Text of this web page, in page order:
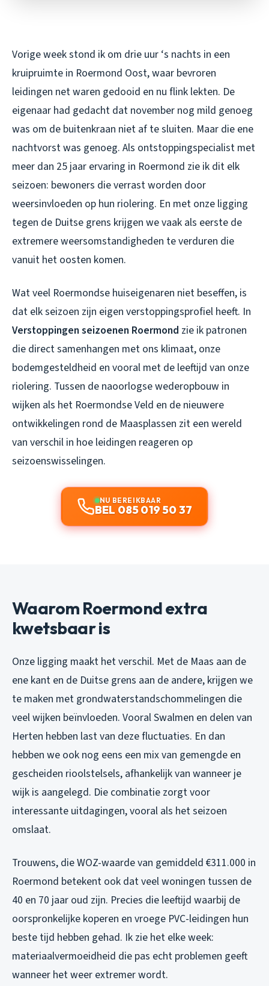
Vorige week stond ik om drie uur ‘s nachts in een
kruipruimte in Roermond Oost, waar bevroren
leidingen net waren gedooid en nu flink lekten. De
eigenaar had gedacht dat november nog mild genoeg
was om de buitenkraan niet af te sluiten. Maar die ene
nachtvorst was genoeg. Als ontstoppingspecialist met
meer dan 25 jaar ervaring in Roermond zie ik dit elk
seizoen: bewoners die verrast worden door
weersinvloeden op hun riolering. En met onze ligging
tegen de Duitse grens krijgen we vaak als eerste de
extremere weersomstandigheden te verduren die
vanuit het oosten komen.
Wat veel Roermondse huiseigenaren niet beseffen, is
dat elk seizoen zijn eigen verstoppingsprofiel heeft. In
Verstoppingen seizoenen Roermond zie ik patronen
die direct samenhangen met ons klimaat, onze
bodemgesteldheid en vooral met de leeftijd van onze
riolering. Tussen de naoorlogse wederopbouw in
wijken als het Roermondse Veld en de nieuwere
ontwikkelingen rond de Maasplassen zit een wereld
van verschil in hoe leidingen reageren op
seizoenswisselingen.
NU BEREIKBAAR
BEL 085 019 50 37
Waarom Roermond extra
kwetsbaar is
Onze ligging maakt het verschil. Met de Maas aan de
ene kant en de Duitse grens aan de andere, krijgen we
te maken met grondwaterstandschommelingen die
veel wijken beïnvloeden. Vooral Swalmen en delen van
Herten hebben last van deze fluctuaties. En dan
hebben we ook nog eens een mix van gemengde en
gescheiden rioolstelsels, afhankelijk van wanneer je
wijk is aangelegd. Die combinatie zorgt voor
interessante uitdagingen, vooral als het seizoen
omslaat.
Trouwens, die WOZ-waarde van gemiddeld €311.000 in
Roermond betekent ook dat veel woningen tussen de
40 en 70 jaar oud zijn. Precies die leeftijd waarbij de
oorspronkelijke koperen en vroege PVC-leidingen hun
beste tijd hebben gehad. Ik zie het elke week:
materiaalvermoeidheid die pas echt problemen geeft
wanneer het weer extremer wordt.